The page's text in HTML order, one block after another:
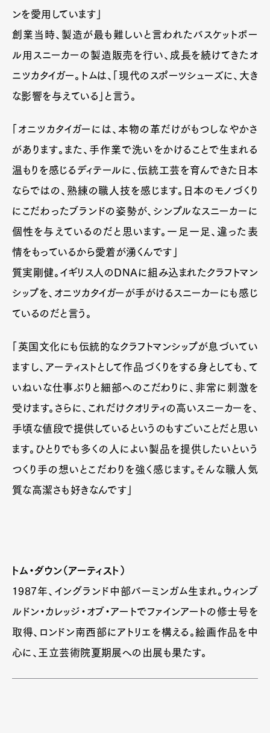
ンを愛用しています」
創業当時、製造が最も難しいと言われたバスケットボー
ル用スニーカーの製造販売を行い、成長を続けてきたオ
ニツカタイガー。トムは、「現代のスポーツシューズに、大き
な影響を与えている」と言う。
「オニツカタイガーには、本物の革だけがもつしなやかさ
があります。また、手作業で洗いをかけることで生まれる
温もりを感じるディテールに、伝統工芸を育んできた日本
ならではの、熟練の職人技を感じます。日本のモノづくり
にこだわったブランドの姿勢が、シンプルなスニーカーに
個性を与えているのだと思います。一足一足、違った表
情をもっているから愛着が湧くんです」
質実剛健。イギリス人のDNAに組み込まれたクラフトマン
シップを、オニツカタイガーが手がけるスニーカーにも感じ
ているのだと言う。
「英国文化にも伝統的なクラフトマンシップが息づいてい
ますし、アーティストとして作品づくりをする身としても、て
いねいな仕事ぶりと細部へのこだわりに、非常に刺激を
受けます。さらに、これだけクオリティの高いスニーカーを、
手頃な値段で提供しているというのもすごいことだと思い
ます。ひとりでも多くの人によい製品を提供したいという
つくり手の想いとこだわりを強く感じます。そんな職人気
質な高潔さも好きなんです」
トム・ダウン（アーティスト）
1987年、イングランド中部バーミンガム生まれ。ウィンブ
ルドン・カレッジ・オブ・アートでファインアートの修士号を
取得、ロンドン南西部にアトリエを構える。絵画作品を中
心に、王立芸術院夏期展への出展も果たす。